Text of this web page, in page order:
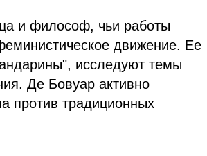
и философ, чьи работы
движение. Ее
исследуют темы
Де Бовуар активно
против традиционных